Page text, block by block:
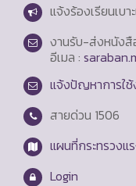
แจ้งร้องเรียนเบ
งานรับ-ส่งหนังสื
อีเมล :
แจ้งปัญหาการใช้
สายด่วน 1506
แผนที่กระทรวงแ
Login